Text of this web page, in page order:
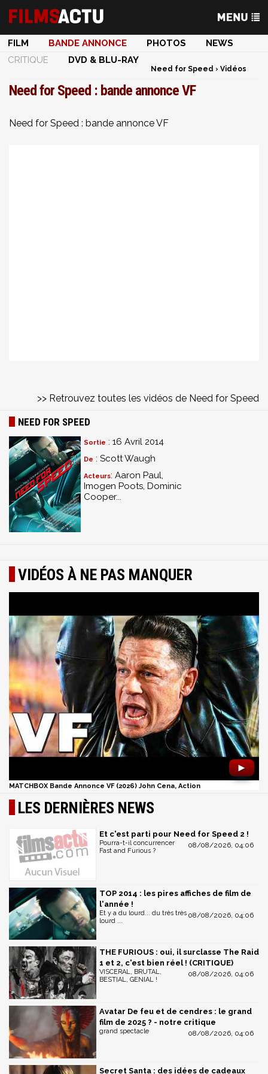
FILM BANDE ANNONCE PHOTOS
NEWS
CRITIQUE
DVD & BLU-RAY
Need for Speed › Vidéos
Need for Speed : bande annonce VF
Need for Speed : bande annonce VF
>> Retrouvez toutes les vidéos de Need for Speed
NEED FOR SPEED
Sortie : 16 Avril 2014
De : Scott Waugh
Acteurs: Aaron Paul,
Imogen Poots, Dominic
Cooper...
VIDÉOS À NE PAS MANQUER
►
MATCHBOX Bande Annonce VF (2026) John Cena, Action
LES DERNIÈRES NEWS
Et c'est parti pour Need for Speed 2 !
08/08/2026, 04:06
Pourra-t-il concurrencer
Fast and Furious ?
TOP 2014 : les pires affiches de film de
l'année !
08/08/2026, 04:06
Et y a du lourd... du très très
lourd ...
THE FURIOUS : oui, il surclasse The Raid
1 et 2, c'est bien réel ! (CRITIQUE)
08/08/2026, 04:06
VISCERAL, BRUTAL,
BESTIAL, GENIAL !
Avatar De feu et de cendres : le grand
film de 2025 ? - notre critique
08/08/2026, 04:06
grand spectacle
Secret Santa : des idées de cadeaux